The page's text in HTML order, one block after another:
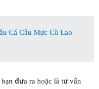
Cá Câu Mực Cù Lao
đưa ra hoặc là tư vấn